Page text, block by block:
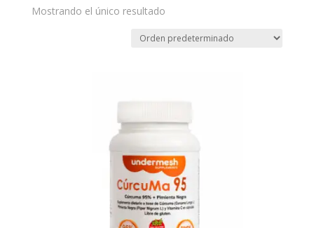
Mostrando el único resultado